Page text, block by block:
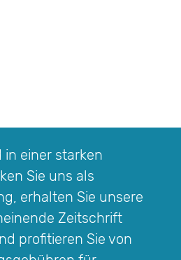
in einer starken
Sie uns als
erhalten Sie unsere
Zeitschrift
profitieren Sie von